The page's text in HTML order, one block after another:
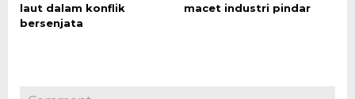
laut dalam konflik
bersenjata
macet industri pindar